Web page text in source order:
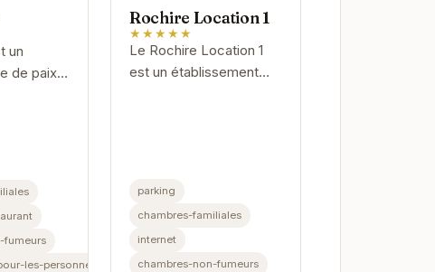
un
de paix
facile
fumeurs
les-personnes-handicapees
Rochire Location 1
★★★★★
Le Rochire Location 1
est un établissement
parking
chambres-familiales
internet
chambres-non-fumeurs